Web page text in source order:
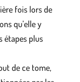
fois lors de
qu’elle y
étapes plus
de ce tome,